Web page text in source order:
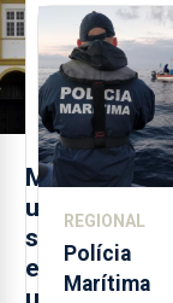
M
u
s
e
sobre
evolução
turística
REGIONAL
Polícia
Marítima